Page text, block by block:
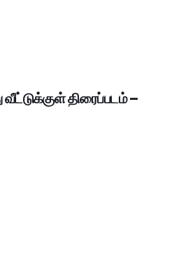
வீட்டுக்குள் திரைப்படம் –